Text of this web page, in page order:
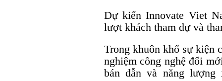
Dự kiến Innovate Viet
lượt khách tham dự và
Trong khuôn khổ sự kiện
nghiệm công nghệ đổi
bán dẫn và năng